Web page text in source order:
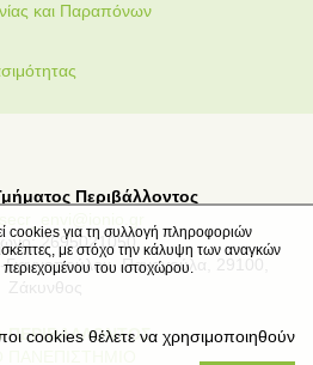
και Παραπόνων
Περιβάλλοντος
2695021050
Παναγούλα, 29100,
Ζάκυνθος
cookies για τη συλλογή πληροφοριών
με στόχο την κάλυψη των αναγκών
του ιστοχώρου.
cookies θέλετε να χρησιμοποιηθούν